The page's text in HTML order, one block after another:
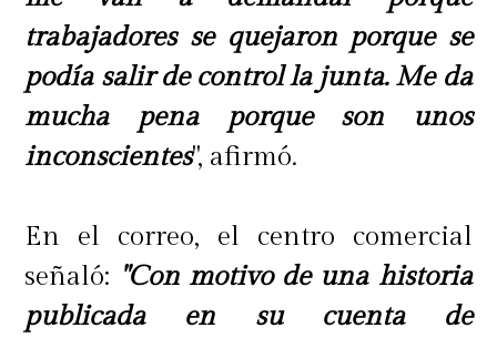
trabajadores se quejaron porque se
podía salir de control la junta. Me da
mucha pena porque son unos
inconscientes", afirmó.
En el correo, el centro comercial
señaló: "Con motivo de una historia
publicada en su cuenta de